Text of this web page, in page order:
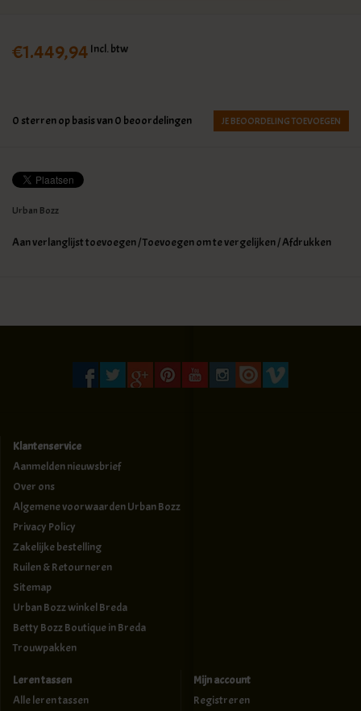
€1.449,94 Incl. btw
JE BEOORDELING TOEVOEGEN
0 sterren op basis van0 beoordelingen
Urban Bozz
Aan verlanglijst toevoegen/Toevoegen om te vergelijken/Afdrukken
Klantenservice
Aanmelden nieuwsbrief
Over ons
Algemene voorwaarden Urban Bozz
Privacy Policy
Zakelijke bestelling
Ruilen & Retourneren
Sitemap
Urban Bozz winkel Breda
Betty Bozz Boutique in Breda
Trouwpakken
Leren tassen
Alle leren tassen
Mijn account
Registreren